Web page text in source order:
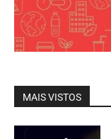
MAIS VISTOS